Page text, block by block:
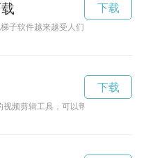
子软件越来越受人们欢迎。它可以
下载
频剪辑工具，可以帮助用户轻松快
下载